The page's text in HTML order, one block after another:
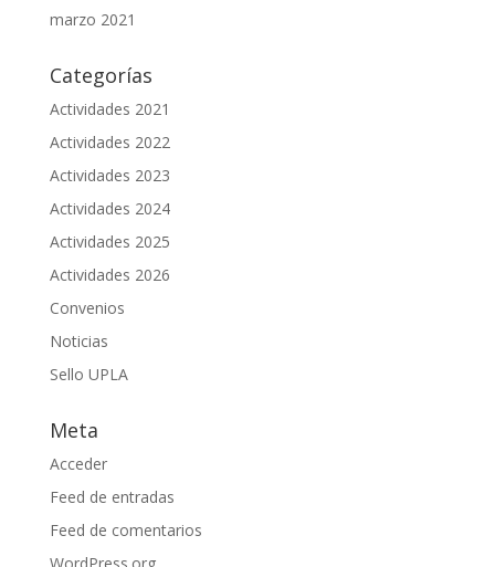
marzo 2021
Categorías
Actividades 2021
Actividades 2022
Actividades 2023
Actividades 2024
Actividades 2025
Actividades 2026
Convenios
Noticias
Sello UPLA
Meta
Acceder
Feed de entradas
Feed de comentarios